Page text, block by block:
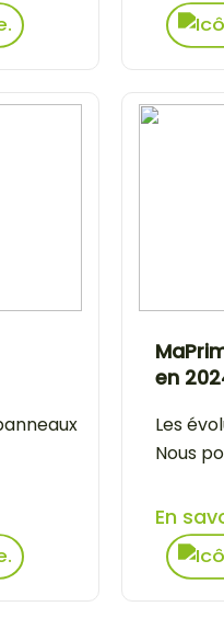
en
Les
Nous
En